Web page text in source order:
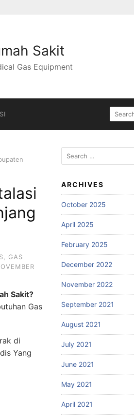
Sakit
Gas Equipment
SEARCH
FOR:
GAS
Sakit?
Gas
di
Yang
Search
for:
ARCHIVES
October 2025
April 2025
February 2025
December 2022
November 2022
September 2021
August 2021
July 2021
June 2021
May 2021
April 2021